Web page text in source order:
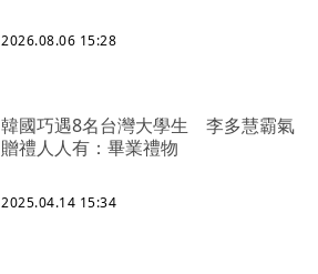
2026.08.06 15:28
韓國巧遇8名台灣大學生 李多慧霸氣
贈禮人人有：畢業禮物
2025.04.14 15:34